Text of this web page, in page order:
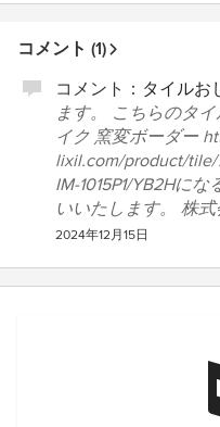
コメント (1)
コメント： タイルお
ます。 こちらのタ
イク 窯変ボーダー
lixil.com/product/tile/
IM-1015P1/YB2Hに
いいたします。 株
2024年12月15日